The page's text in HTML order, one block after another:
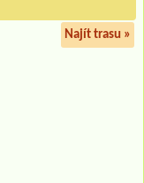
Najít trasu »